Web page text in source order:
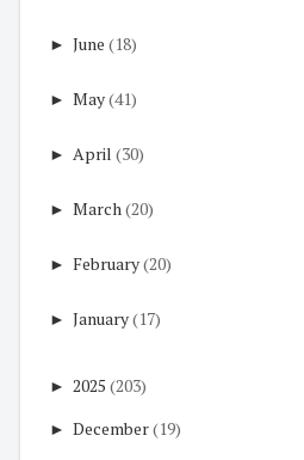
► June (18)
► May(41)
► April (30)
► March (20)
► February(20)
► January(17)
► 2025 (203)
► December(19)